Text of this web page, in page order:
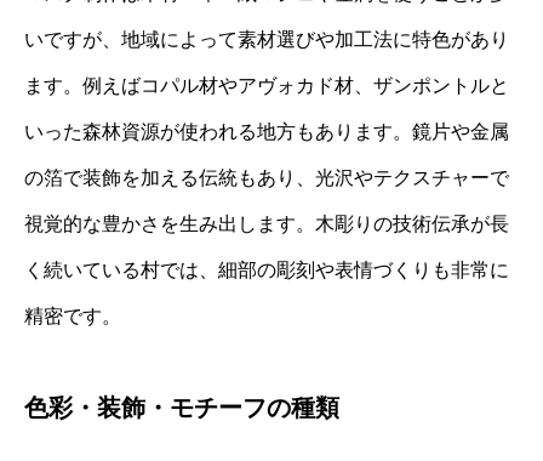
いですが、地域によって素材選びや加工法に特色があり
ます。例えばコパル材やアヴォカド材、ザンポントルと
いった森林資源が使われる地方もあります。鏡片や金属
の箔で装飾を加える伝統もあり、光沢やテクスチャーで
視覚的な豊かさを生み出します。木彫りの技術伝承が長
く続いている村では、細部の彫刻や表情づくりも非常に
精密です。
色彩・装飾・モチーフの種類